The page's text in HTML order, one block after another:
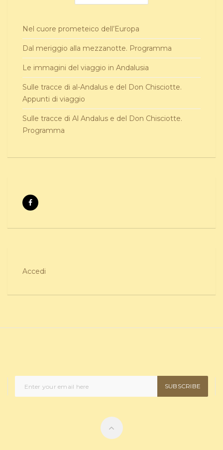
Nel cuore prometeico dell’Europa
Dal meriggio alla mezzanotte. Programma
Le immagini del viaggio in Andalusia
Sulle tracce di al-Andalus e del Don Chisciotte.
Appunti di viaggio
Sulle tracce di Al Andalus e del Don Chisciotte.
Programma
Accedi
SUBSCRIBE